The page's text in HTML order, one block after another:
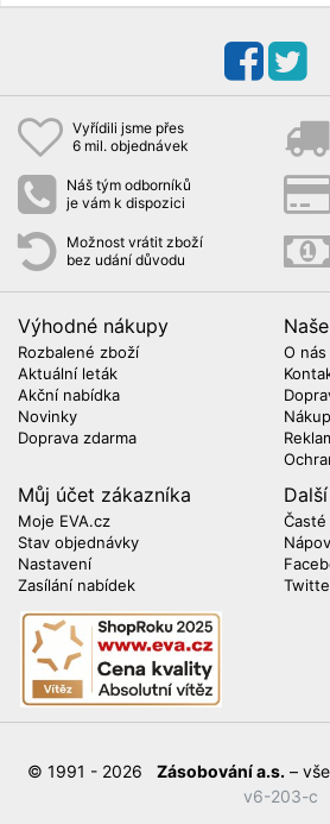
Vyřídili jsme přes
6 mil. objednávek
Náš tým odborníků
je vám k dispozici
Možnost vrátit zboží
bez udání důvodu
Výhodné nákupy
Rozbalené zboží
Aktuální leták
Akční nabídka
Novinky
Doprava zdarma
O nás
Můj účet zákazníka
Moje EVA.cz
Stav objednávky
Nastavení
Zasílání nabídek
© 1991 - 2026 Zásobování a.s. –
v6-203-c